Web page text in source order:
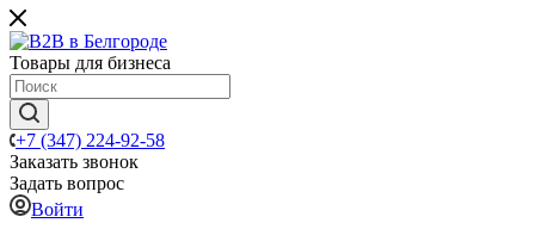
Товары для бизнеса
+7 (347) 224-92-58
Заказать звонок
Задать вопрос
Войти